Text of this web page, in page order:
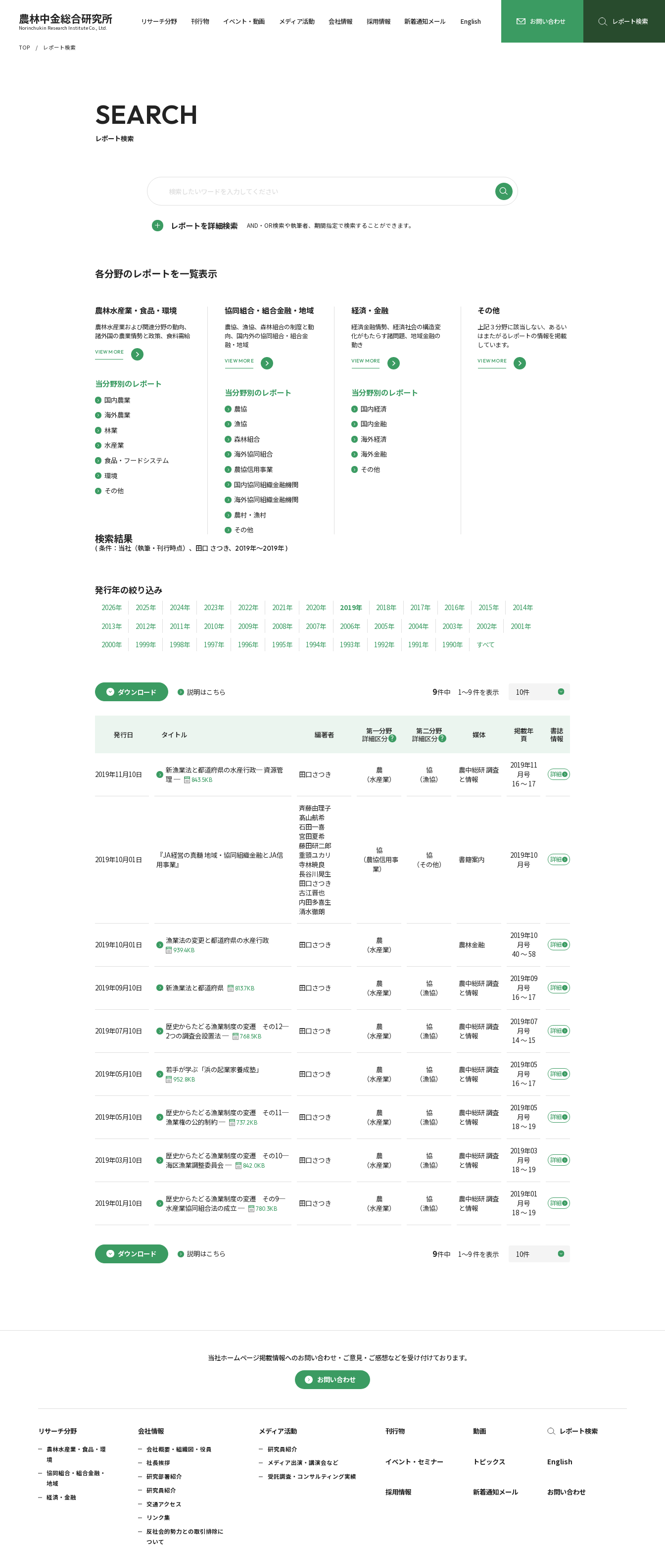
農林中金総合研究所
Norinchukin Research Institute Co., Ltd.
リサーチ分野 刊行物 イベント・動画 メディア活動 会社情報 採用情報 新着通知メール English お問い合わせ レポート検索
TOP レポート検索
SEARCH
レポート検索
レポートを詳細検索 AND・OR検索や執筆者、期間指定で検索することができます。
各分野のレポートを一覧表示
農林水産業・食品・環境
農林水産業および関連分野の動向、
諸外国の農業情勢と政策、食料需給
VIEW MORE
当分野別のレポート
国内農業
海外農業
林業
水産業
食品・フードシステム
環境
その他
協同組合・組合金融・地域
農協、漁協、森林組合の制度と動
向、国内外の協同組合・組合金
融・地域
VIEW MORE
当分野別のレポート
農協
漁協
森林組合
海外協同組合
農協信用事業
国内協同組織金融機関
海外協同組織金融機関
農村・漁村
その他
経済・金融
経済金融情勢、経済社会の構造変
化がもたらす諸問題、地域金融の
動き
VIEW MORE
当分野別のレポート
国内経済
国内金融
海外経済
海外金融
その他
その他
上記３分野に該当しない、あるい
はまたがるレポートの情報を掲載
しています。
VIEW MORE
検索結果
( 条件：当社（執筆・刊行時点）、田口 さつき、2019年～2019年 )
発行年の絞り込み
2026年 2025年 2024年 2023年 2022年 2021年 2020年 2019年 2018年 2017年 2016年 2015年
2014年
2013年
2012年 2011年 2010年 2009年 2008年 2007年 2006年 2005年 2004年 2003年 2002年
2001年
2000年
1999年 1998年 1997年 1996年 1995年 1994年 1993年 1992年 1991年 1990年 すべて
ダウンロード 説明はこちら 9件中 1～9 件を表示
発行日 タイトル 編著者
第一分野
詳細区分
第二分野
詳細区分
媒体
掲載年
頁
書誌
情報
2019年11月10日
新漁業法と都道府県の水産行政─ 資源管
理 ─
843.5KB
田口さつき
農
（水産業）
協
（漁協）
農中総研 調査
と情報
2019年11
月号
16 ～ 17
詳細
2019年10月01日
『JA経営の真髄 地域・協同組織金融とJA信
用事業』
斉藤由理子
髙山航希
石田一喜
宮田夏希
藤田研二郎
重頭ユカリ
寺林暁良
長谷川晃生
田口さつき
古江晋也
内田多喜生
清水徹朗
協
（農協信用事
業）
協
（その他）
書籍案内
2019年10
月号
詳細
2019年10月01日 漁業法の変更と都道府県の水産行政
939.4KB
田口さつき
農
（水産業）
農林金融
2019年10
月号
40 ～ 58
詳細
2019年09月10日 新漁業法と都道府県 813.7KB 田口さつき
農
（水産業）
協
（漁協）
農中総研 調査
と情報
2019年09
月号
16 ～ 17
詳細
2019年07月10日
歴史からたどる漁業制度の変遷 その12─
2つの調査会設置法 ─
768.5KB
田口さつき
農
（水産業）
協
（漁協）
農中総研 調査
と情報
2019年07
月号
14 ～ 15
詳細
2019年05月10日 若手が学ぶ「浜の起業家養成塾」
952.8KB
田口さつき
農
（水産業）
協
（漁協）
農中総研 調査
と情報
2019年05
月号
16 ～ 17
詳細
2019年05月10日
歴史からたどる漁業制度の変遷 その11─
漁業権の公的制約 ─
737.2KB
田口さつき
農
（水産業）
協
（漁協）
農中総研 調査
と情報
2019年05
月号
18 ～ 19
詳細
2019年03月10日
歴史からたどる漁業制度の変遷 その10─
海区漁業調整委員会 ─
842.0KB
田口さつき
農
（水産業）
協
（漁協）
農中総研 調査
と情報
2019年03
月号
18 ～ 19
詳細
2019年01月10日
歴史からたどる漁業制度の変遷 その9─
水産業協同組合法の成立 ─
780.3KB
田口さつき
農
（水産業）
協
（漁協）
農中総研 調査
と情報
2019年01
月号
18 ～ 19
詳細
ダウンロード 説明はこちら 9件中 1～9 件を表示
お問い合わせ
当社ホームページ掲載情報へのお問い合わせ・ ご意見・ご感想などを受け付けております。
リサーチ分野
農林水産業・食品・環
境
協同組合・組合金融・
地域
経済・金融
会社情報
会社概要・組織図・役員
社長挨拶
研究部署紹介
研究員紹介
交通アクセス
リンク集
反社会的勢力との取引排除に
ついて
メディア活動
研究員紹介
メディア出演・講演会など
受託調査・コンサルティング実績
刊行物
イベント・セミナー
採用情報
動画
トピックス
新着通知メール
レポート検索
English
お問い合わせ